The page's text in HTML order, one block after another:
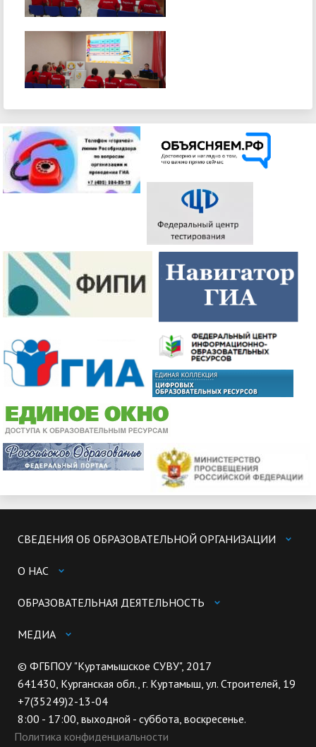
СВЕДЕНИЯ ОБ ОБРАЗОВАТЕЛЬНОЙ ОРГАНИЗАЦИИ
О НАС
ОБРАЗОВАТЕЛЬНАЯ ДЕЯТЕЛЬНОСТЬ
МЕДИА
© ФГБПОУ "Куртамышское СУВУ", 2017
641430, Курганская обл., г. Куртамыш, ул. Строителей, 19
+7(35249)2-13-04
8:00 - 17:00, выходной - суббота, воскресенье.
Политика конфиденциальности